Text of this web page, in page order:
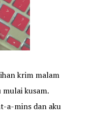
krim malam
mulai kusam.
a-mins dan aku